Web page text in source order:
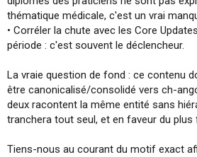
thématique médicale, c'est un vrai
• Corréler la chute avec les Core
période : c'est souvent le déclencheur.
La vraie question de fond : ce contenu
être canonicalisé/consolidé vers ch-
deux racontent la même entité sans
tranchera tout seul, et en faveur du plus
Tiens-nous au courant du motif exact